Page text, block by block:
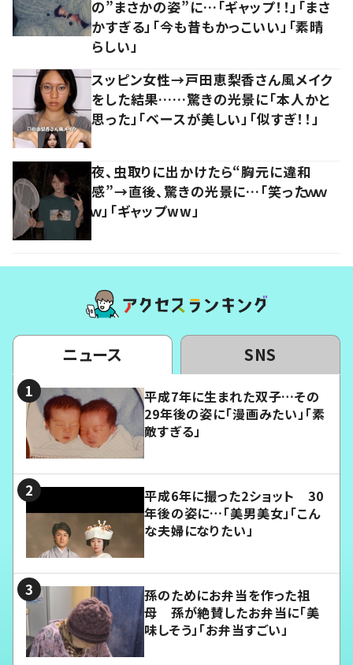
の”まさかの姿”に…「ギャップ！！」「まさ
かすぎる」「今も昔もかっこいい」「素晴
らしい」
スッピン女性→戸田恵梨香さん風メイク
をした結果……驚きの光景に「本人かと
思った」「ベースが美しい」「似すぎ！！」
夜、虫取りに出かけたら“胸元に違和
感”→直後、驚きの光景に…「笑ったｗｗ
ｗ」「ギャップww」
ニュース SNS
平成7年に生まれた双子…その
29年後の姿に「漫画みたい」「素
敵すぎる」
平成6年に撮った2ショット 30
年後の姿に…「美男美女」「こん
な夫婦になりたい」
孫のためにお弁当を作った祖
母 孫が絶賛したお弁当に「美
味しそう」「お弁当すごい」